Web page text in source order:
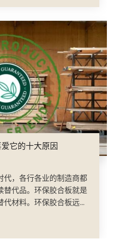
它的十大原因
代，各行各业的制造商都
替代品。环保胶合板就是
材料。环保胶合板远不
起，是现代制造商.... 的